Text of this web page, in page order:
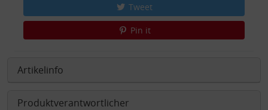
Tweet
Pin it
Artikelinfo
Produktverantwortlicher